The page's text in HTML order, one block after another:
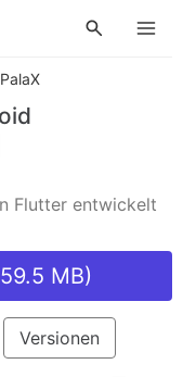
Flutter entwickelt
MB)
Versionen